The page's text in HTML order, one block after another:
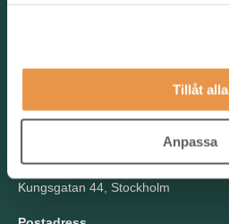
Tillåt alla
Anpassa
info@tng.se
Boka möte
Kungsgatan 44, Stockholm